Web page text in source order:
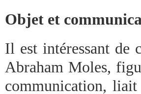
Objet et
Il est intéressant de
Abraham Moles,
communication,